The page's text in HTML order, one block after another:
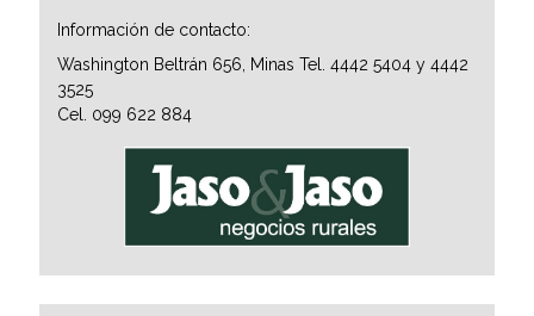
Información de contacto:
Washington Beltrán 656, Minas Tel. 4442 5404 y 4442
3525
Cel. 099 622 884